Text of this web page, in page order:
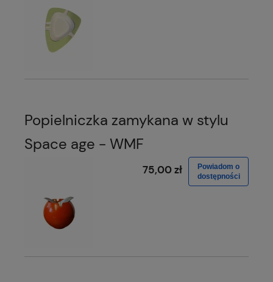
Popielniczka zamykana w stylu
Space age - WMF
75,00 zł
Powiadom o
dostępności